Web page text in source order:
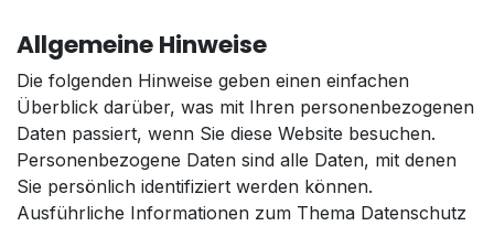
Allgemeine Hinweise
Die folgenden Hinweise geben einen einfachen
Überblick darüber, was mit Ihren personenbezogenen
Daten passiert, wenn Sie diese Website besuchen.
Personenbezogene Daten sind alle Daten, mit denen
Sie persönlich identifiziert werden können.
Ausführliche Informationen zum Thema Datenschutz